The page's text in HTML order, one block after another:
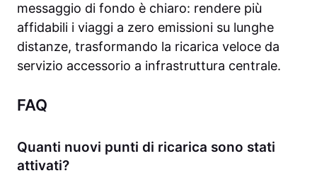
messaggio di fondo è chiaro: rendere più
affidabili i viaggi a zero emissioni su lunghe
distanze, trasformando la ricarica veloce da
servizio accessorio a infrastruttura centrale.
FAQ
Quanti nuovi punti di ricarica sono stati
attivati?